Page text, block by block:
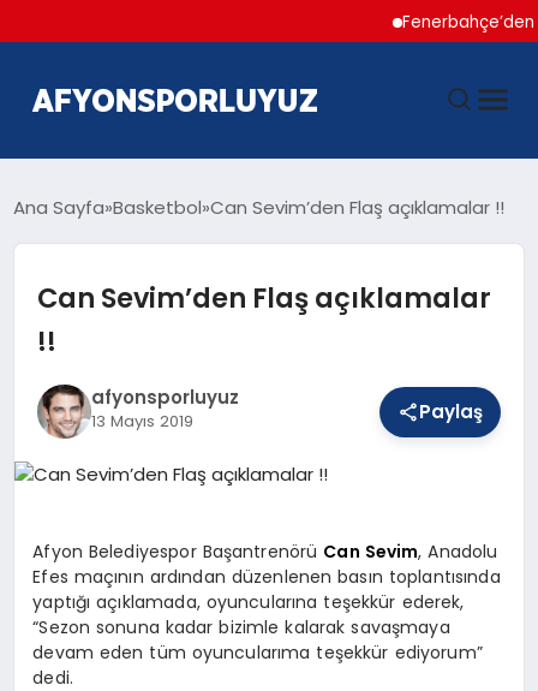
Fenerbahçe’den
AFYONSPOR
FUTBOL
BASKETBOL
Ana Sayfa Basketbol Can Sevim’den Flaş açıklamalar !!
Can Sevim’den Flaş açıklamalar
!!
afyonsporluyuz
13 Mayıs 2019 Paylaş
Afyon Belediyespor Başantrenörü Can Sevim, Anadolu
Efes maçının ardından düzenlenen basın toplantısında
yaptığı açıklamada, oyuncularına teşekkür ederek,
“Sezon sonuna kadar bizimle kalarak savaşmaya
devam eden tüm oyuncularıma teşekkür ediyorum”
dedi.